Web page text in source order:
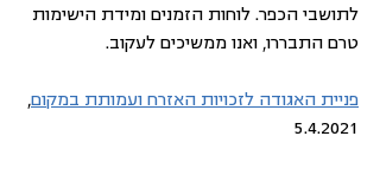
לתושבי הכפר. לוחות הזמנים ומידת הישימות
טרם התבררו, ואנו ממשיכים לעקוב.
פניית האגודה לזכויות האזרח ועמותת במקום,
5.4.2021